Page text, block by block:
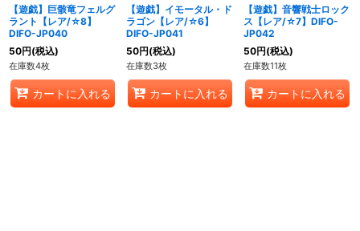
【遊戯】巨骸竜フェルグ
ラント【レア/☆8】
DIFO-JP040
50円(税込)
在庫数4枚
カートに入れる
【遊戯】イモータル・ド
ラゴン【レア/☆6】
DIFO-JP041
50円(税込)
在庫数3枚
カートに入れる
【遊戯】音響戦士ロック
ス【レア/☆7】DIFO-
JP042
50円(税込)
在庫数11枚
カートに入れる